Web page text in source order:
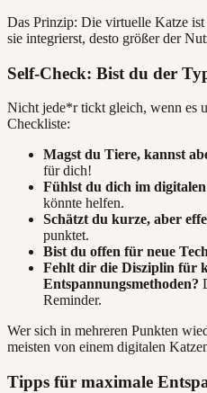
Das Prinzip: Die virtuelle Katze
sie integrierst, desto größer der
Self-Check: Bist du der
Nicht jede*r tickt gleich, wenn es
Checkliste:
Magst du Tiere, kannst
für dich!
Fühlst du dich im
könnte helfen.
Schätzt du kurze, aber
punktet.
Bist du offen für neue
Fehlt dir die Disziplin für
Entspannungsmethoden?
Reminder.
Wer sich in mehreren Punkten
meisten von einem digitalen
Tipps für maximale